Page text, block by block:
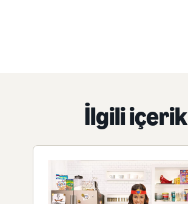
İlgili içerik